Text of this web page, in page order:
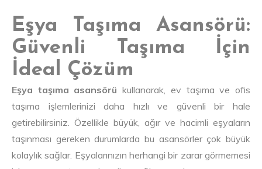
Eşya Taşıma Asansörü:
Güvenli Taşıma İçin
İdeal Çözüm
Eşya taşıma asansörü kullanarak, ev taşıma ve ofis
taşıma işlemlerinizi daha hızlı ve güvenli bir hale
getirebilirsiniz. Özellikle büyük, ağır ve hacimli eşyaların
taşınması gereken durumlarda bu asansörler çok büyük
kolaylık sağlar. Eşyalarınızın herhangi bir zarar görmemesi